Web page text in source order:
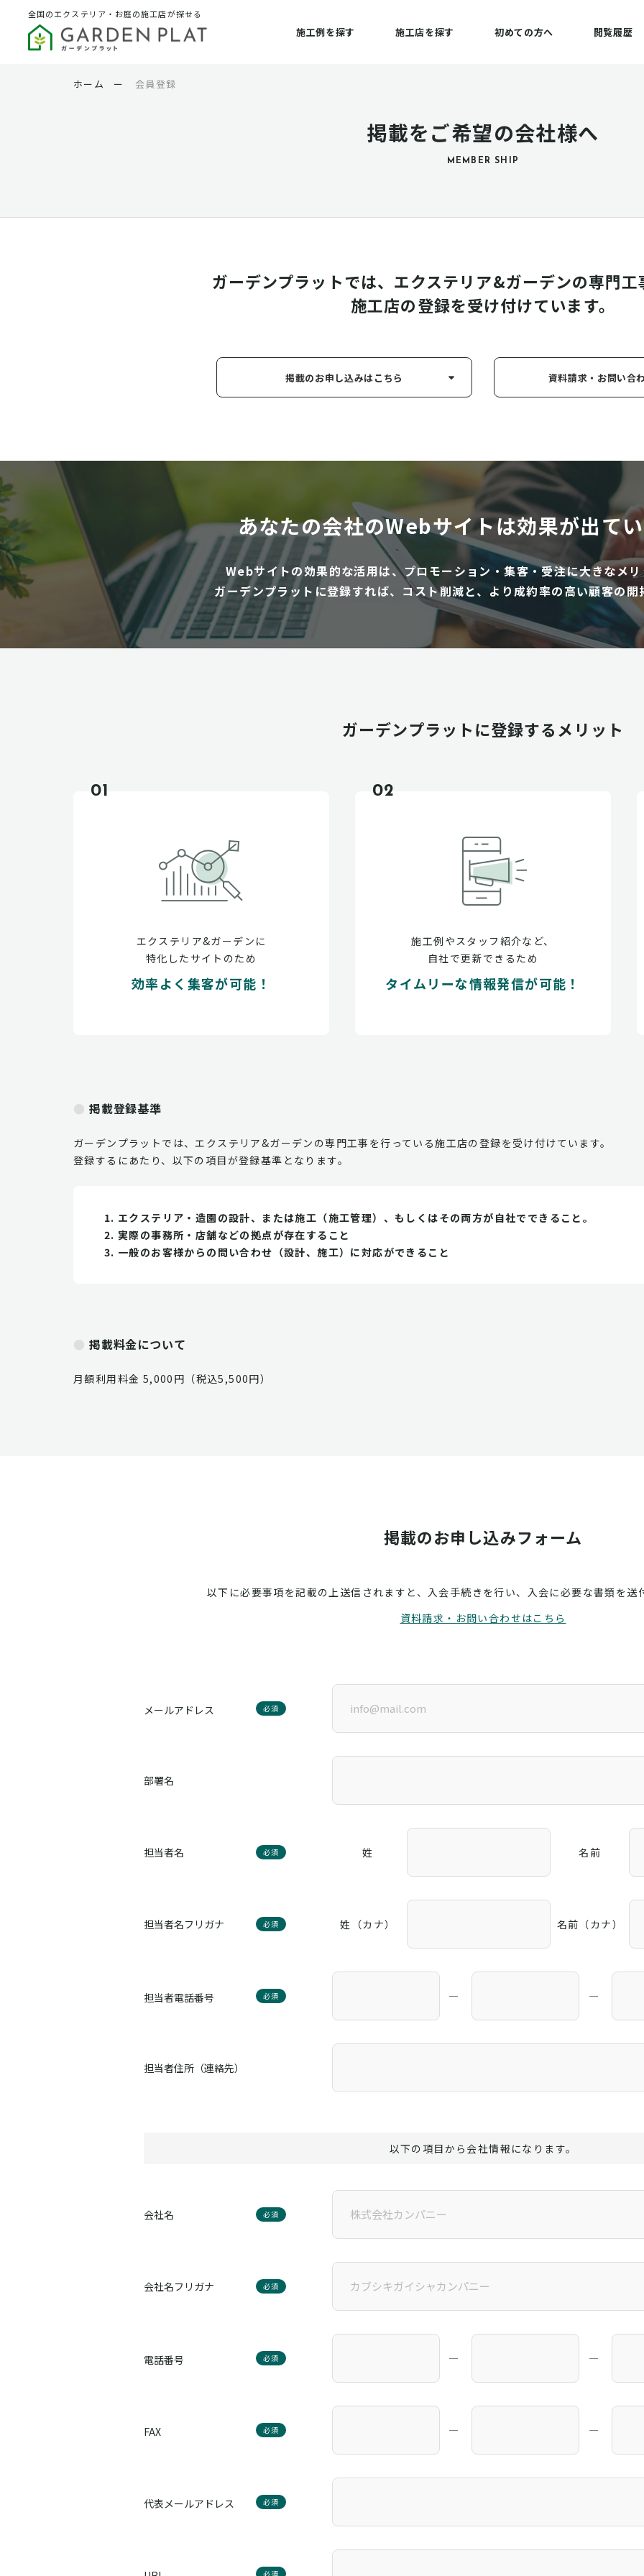
全国のエクステリア・お庭の施工店が探せる
施工例を探す 施工店を探す 初めての方へ 閲覧履歴
掲載をご希望の会社様へ
MEMBER SHIP
ホーム ー 会員登録
ガーデンプラットでは、エクステリア&ガーデンの専門工
施工店の登録を受け付けています。
掲載のお申し込みはこちら 資料請求・お問い合
あなたの会社のWebサイトは効果が出て
Webサイトの効果的な活用は、プロモーション・集客・受注に大きなメ
ガーデンプラットに登録すれば、コスト削減と、より成約率の高い顧客の開
ガーデンプラットに登録するメリット
01
エクステリア&ガーデンに
特化したサイトのため
効率よく集客が可能！
02
施工例やスタッフ紹介など、
自社で更新できるため
タイムリーな情報発信が可能！
掲載登録基準
ガーデンプラットでは、エクステリア&ガーデンの専門工事を行っている施工店の登録を受け付けています。
登録するにあたり、以下の項目が登録基準となります。
エクステリア・造園の設計、または施工（施工管理）、もしくはその両方が自社でできること。
実際の事務所・店舗などの拠点が存在すること
一般のお客様からの問い合わせ（設計、施工）に対応ができること
掲載料金について
月額利用料金 5,000円（税込5,500円）
掲載のお申し込みフォーム
以下に必要事項を記載の上送信されますと、入会手続きを行い、入会に必要な書類を送
資料請求・お問い合わせはこちら
メールアドレス 必須
部署名
担当者名 必須 姓 名前
担当者名フリガナ 必須 姓（カナ） 名前（カナ）
担当者電話番号 必須 ― ―
担当者住所（連絡先）
以下の項目から会社情報になります。
会社名 必須
会社名フリガナ 必須
電話番号 必須 ― ―
FAX 必須 ― ―
代表メールアドレス 必須
必須